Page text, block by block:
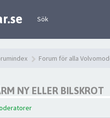
Sök
Forum för alla
NY ELLER BILSKROT